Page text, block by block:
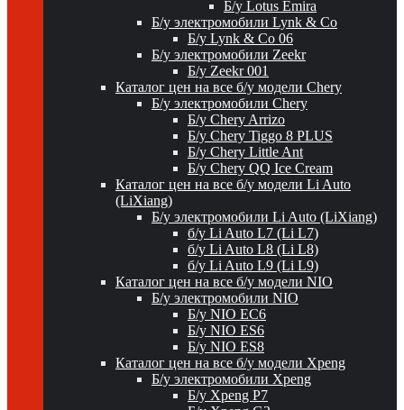
Б/у Lotus Emira
Б/у электромобили Lynk & Co
Б/у Lynk & Co 06
Б/у электромобили Zeekr
Б/у Zeekr 001
Каталог цен на все б/у модели Chery
Б/у электромобили Chery
Б/у Chery Arrizo
Б/у Chery Tiggo 8 PLUS
Б/у Chery Little Ant
Б/у Chery QQ Ice Cream
Каталог цен на все б/у модели Li Auto
(LiXiang)
Б/у электромобили Li Auto (LiXiang)
б/у Li Auto L7 (Li L7)
б/у Li Auto L8 (Li L8)
б/у Li Auto L9 (Li L9)
Каталог цен на все б/у модели NIO
Б/у электромобили NIO
Б/у NIO EC6
Б/у NIO ES6
Б/у NIO ES8
Каталог цен на все б/у модели Xpeng
Б/у электромобили Xpeng
Б/у Xpeng P7